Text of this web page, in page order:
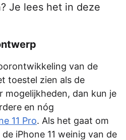
Je lees het in deze
van de
toestel zien als de
mogelijkheden, dan kun je
en nóg
11 Pro. Als het gaat om
iPhone 11 weinig van de